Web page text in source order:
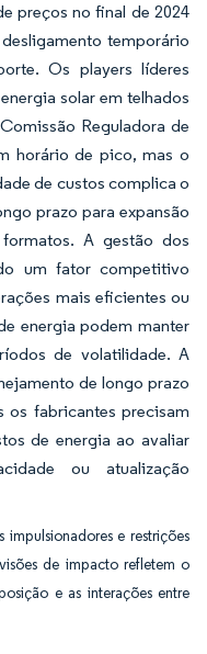
preços no final de 2024
temporário
Os players líderes
solar em telhados
Reguladora de
horário de pico, mas o
de custos complica o
prazo para expansão
A gestão dos
um fator competitivo
mais eficientes ou
energia podem manter
de volatilidade. A
de longo prazo
os fabricantes precisam
de energia ao avaliar
ou atualização
impulsionadores e restrições
de impacto refletem o
e as interações entre